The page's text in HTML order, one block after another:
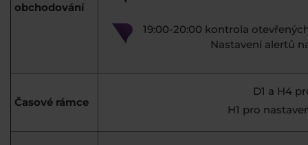
obchodování
19:00-20:00 kontrola
Nastavení alertů
Časové rámce
D1 a H4
H1 pro